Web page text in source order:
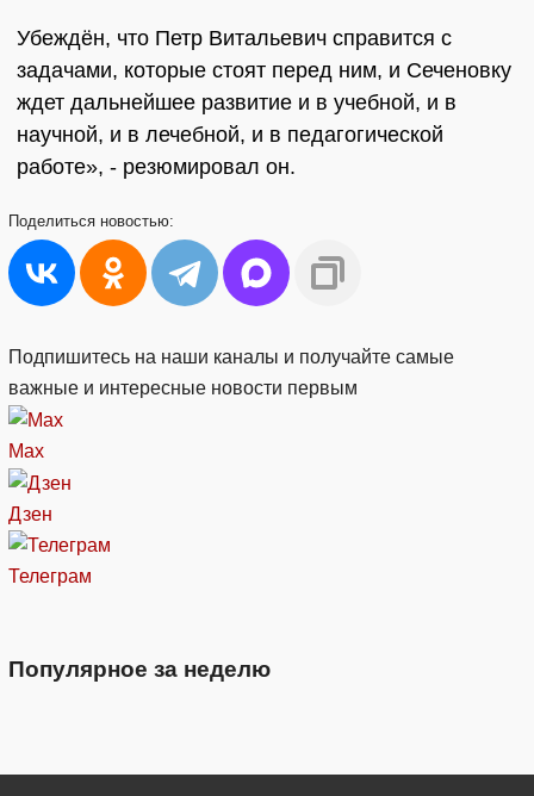
Убеждён, что Петр Витальевич справится с
задачами, которые стоят перед ним, и Сеченовку
ждет дальнейшее развитие и в учебной, и в
научной, и в лечебной, и в педагогической
работе», - резюмировал он.
Поделиться новостью:
Подпишитесь на наши каналы и получайте самые
важные и интересные новости первым
Max
Дзен
Телеграм
Популярное за неделю